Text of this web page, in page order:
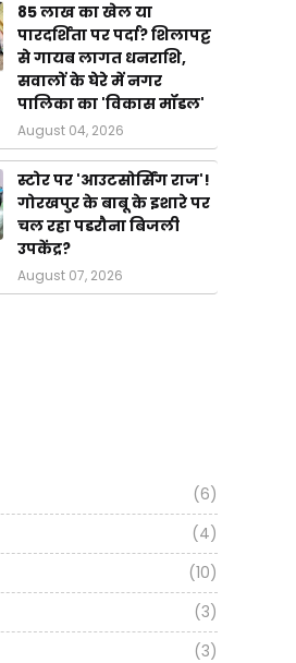
85 लाख का खेल या
पारदर्शिता पर पर्दा? शिलापट्ट
से गायब लागत धनराशि,
सवालों के घेरे में नगर
पालिका का 'विकास मॉडल'
August 04, 2026
स्टोर पर 'आउटसोर्सिंग राज'!
गोरखपुर के बाबू के इशारे पर
चल रहा पडरौना बिजली
उपकेंद्र?
August 07, 2026
(6)
(4)
(10)
(3)
(3)